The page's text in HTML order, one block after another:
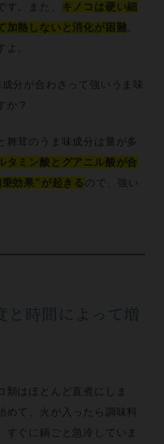
す。また、
キノコは硬い細
加熱しないと消化が困難
よ。
分が合わさって強いうま味
か？
舞茸のうま味成分は量が多
タミン酸とグアニル酸が合
効果”が起きる ので、強い
と時間によって増
類はほとんど直煮にしま
めて、火が入ったら調味料
すぐに鍋ごと急冷していま